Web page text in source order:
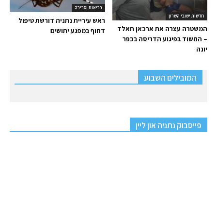
בריאות וסביבה
ראש עיריית נתניה דורשת טיפול
דחוף במפגע יתושים
חדשות ישובי השרון
המשטרה עצרה את ארכאן חאלד
– החשוד בפיגוע הדריסה בכפר
יונה
המובילים השבוע
פייסבוק נתניה און ליין